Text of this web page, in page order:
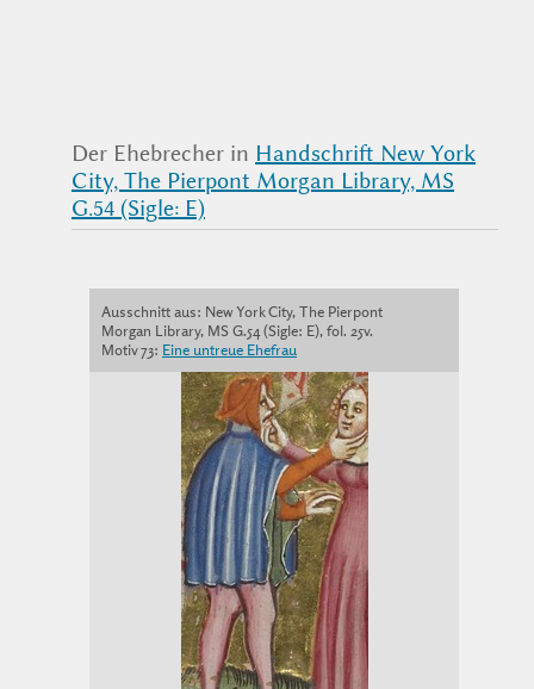
Der Ehebrecher in Handschrift New York
City, The Pierpont Morgan Library, MS
G.54 (Sigle: E)
Ausschnitt aus: New York City, The Pierpont
Morgan Library, MS G.54 (Sigle: E), fol. 25v.
Motiv 73: Eine untreue Ehefrau